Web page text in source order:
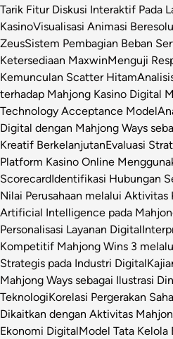
Tarik Fitur Diskusi Interaktif Pada
KasinoVisualisasi Animasi
ZeusSistem Pembagian Beban
Ketersediaan MaxwinMenguji
Kemunculan Scatter Hitam
terhadap Mahjong Kasino Digital
Technology Acceptance Model
Digital dengan Mahjong Ways
Kreatif BerkelanjutanEvaluasi
Platform Kasino Online
ScorecardIdentifikasi Hubungan
Nilai Perusahaan melalui Aktivitas
Artificial Intelligence pada
Personalisasi Layanan Digital
Kompetitif Mahjong Wins 3
Strategis pada Industri Digital
Mahjong Ways sebagai Ilustrasi
TeknologiKorelasi Pergerakan
Dikaitkan dengan Aktivitas
Ekonomi DigitalModel Tata Kelola